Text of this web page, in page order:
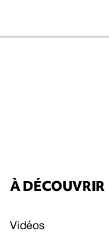
À DÉCOUVRIR
Vidéos